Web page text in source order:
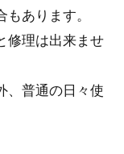
あります。
修理は出来ませ
、普通の日々使